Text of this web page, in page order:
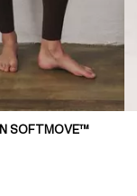
SOFTMOVE™